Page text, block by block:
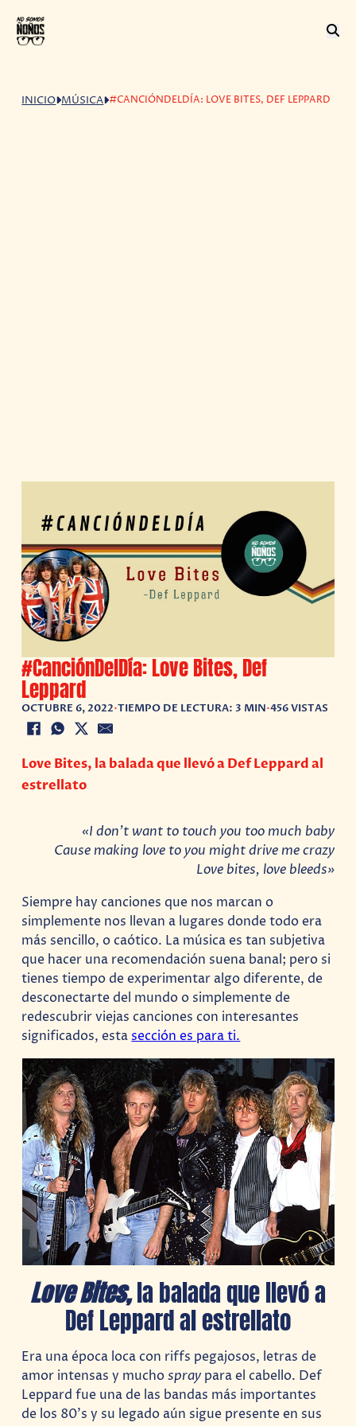
INICIO MÚSICA #CANCIÓNDELDÍA: LOVE BITES, DEF LEPPARD
#CanciónDelDía: Love Bites, Def
Leppard
OCTUBRE 6, 2022•TIEMPO DE LECTURA: 3 MIN•456 VISTAS
Love Bites, la balada que llevó a Def Leppard al
estrellato
«I don’t want to touch you too much baby
Cause making love to you might drive me crazy
Love bites, love bleeds»
Siempre hay canciones que nos marcan o
simplemente nos llevan a lugares donde todo era
más sencillo, o caótico. La música es tan subjetiva
que hacer una recomendación suena banal; pero si
tienes tiempo de experimentar algo diferente, de
desconectarte del mundo o simplemente de
redescubrir viejas canciones con interesantes
significados, esta sección es para ti.
Love Bites,la balada que llevó a
Def Leppard al estrellato
Era una época loca con riffs pegajosos, letras de
amor intensas y muchospray para el cabello. Def
Leppard fue una de las bandas más importantes
de los 80’s y su legado aún sigue presente en sus